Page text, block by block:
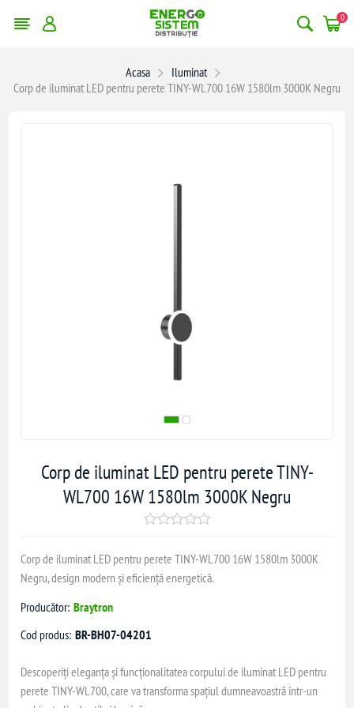
0
Acasa
Iluminat
Corp de iluminat LED pentru perete TINY-WL700 16W 1580lm 3000K Negru
Corp de iluminat LED pentru perete TINY-
WL700 16W 1580lm 3000K Negru
Corp de iluminat LED pentru perete TINY-WL700 16W 1580lm 3000K
Negru, design modern și eficiență energetică.
Producător: Braytron
Cod produs: BR-BH07-04201
Descoperiți eleganța și funcționalitatea corpului de iluminat LED pentru
perete TINY-WL700, care va transforma spațiul dumneavoastră într-un